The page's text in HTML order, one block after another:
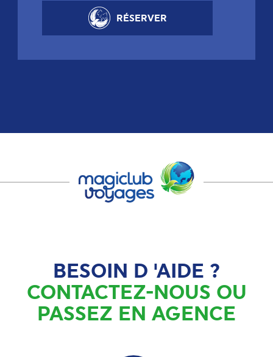
RÉSERVER
BESOIN D 'AIDE ?
CONTACTEZ-NOUS OU
PASSEZ EN AGENCE